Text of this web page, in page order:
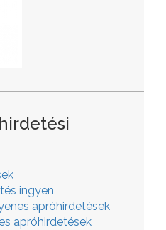
ingyen
apróhirdetések
apróhirdetések